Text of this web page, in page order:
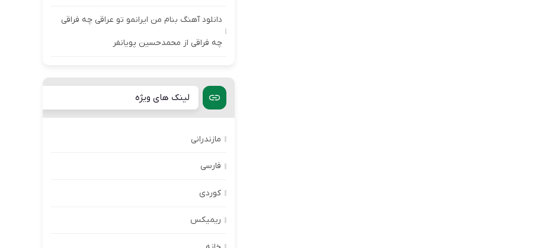
دانلود آهنگ بنام من ایرانمو تو عراقی چه فراقی
چه فراقی از محمدحسین پویانفر
لینک های ویژه
مازندرانی
فارسی
کوردی
ریمیکس